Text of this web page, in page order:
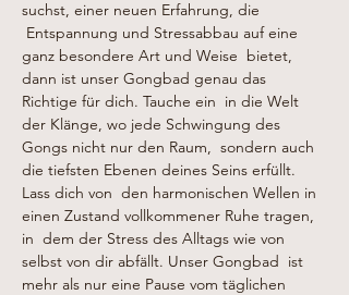
suchst, einer neuen Erfahrung, die
Entspannung und Stressabbau auf eine
ganz besondere Art und Weise  bietet,
dann ist unser Gongbad genau das
Richtige für dich. Tauche ein  in die Welt
der Klänge, wo jede Schwingung des
Gongs nicht nur den Raum,  sondern auch
die tiefsten Ebenen deines Seins erfüllt.
Lass dich von  den harmonischen Wellen in
einen Zustand vollkommener Ruhe tragen,
in  dem der Stress des Alltags wie von
selbst von dir abfällt. Unser Gongbad  ist
mehr als nur eine Pause vom täglichen